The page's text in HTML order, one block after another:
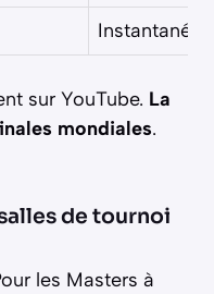
Instantané
sur YouTube. La
mondiales.
de tournoi
les Masters à